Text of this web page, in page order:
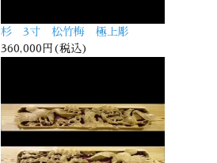
杉 3寸 松竹梅 極上彫
360,000円(税込)